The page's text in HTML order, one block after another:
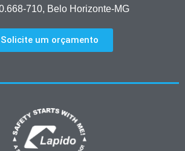
710, Belo Horizonte-MG
Solicite um orçamento